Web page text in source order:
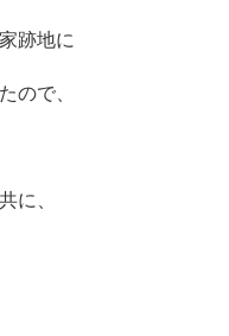
跡地に
ので、
に、